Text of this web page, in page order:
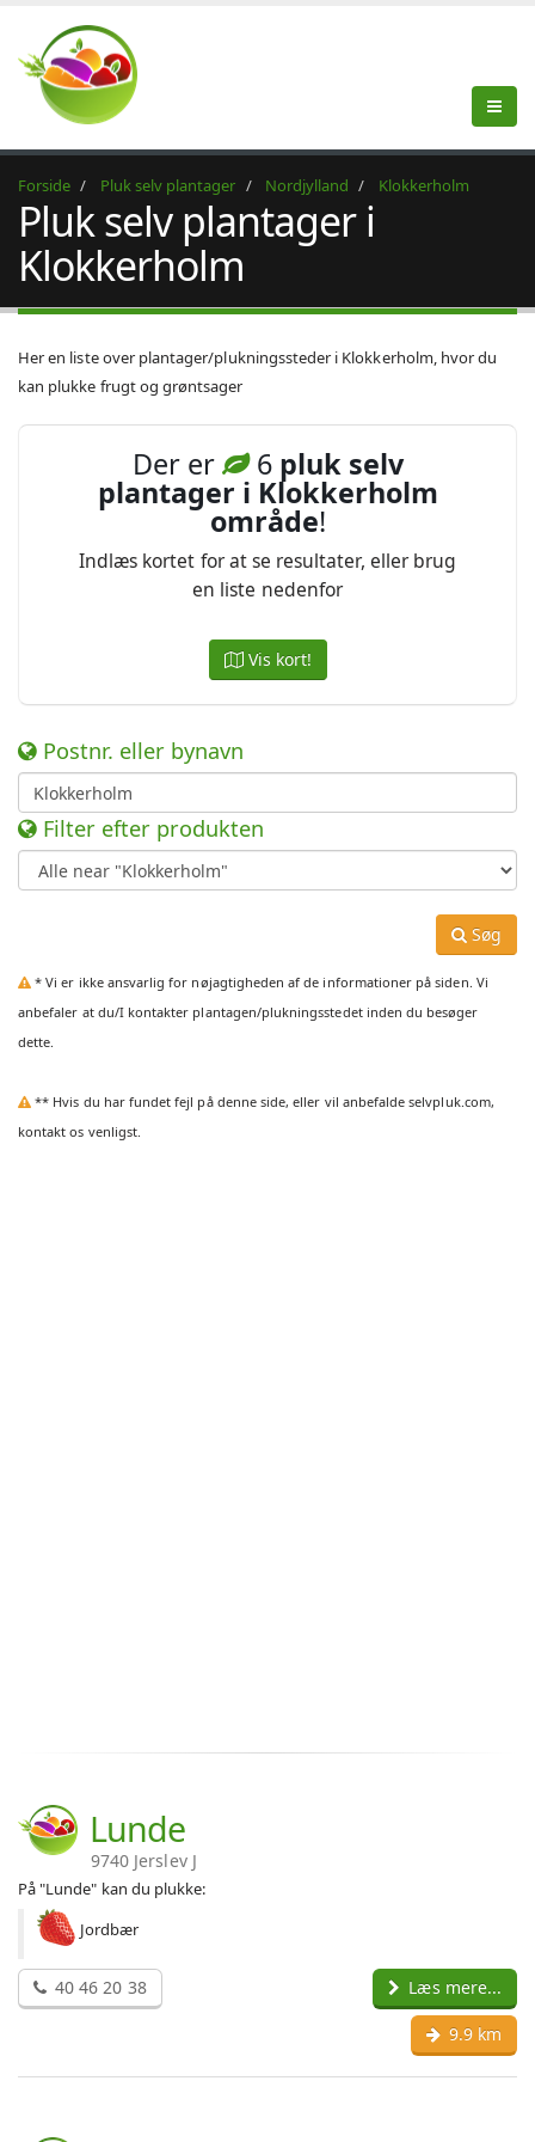
Forside Pluk selv plantager Nordjylland Klokkerholm
Pluk selv plantager i
Klokkerholm
Her en liste over plantager/plukningssteder i Klokkerholm, hvor du
kan plukke frugt og grøntsager
Der er 6 pluk selv
plantager i Klokkerholm
område!
Indlæs kortet for at se resultater, eller brug
en liste nedenfor
Vis kort!
Postnr. eller bynavn
Filter efter produkten
Søg
* Vi er ikke ansvarlig for nøjagtigheden af de informationer på siden. Vi
anbefaler at du/I kontakter plantagen/plukningsstedet inden du besøger
dette.
** Hvis du har fundet fejl på denne side, eller vil anbefalde selvpluk.com,
kontakt os venligst.
Lunde
9740 Jerslev J
På "Lunde" kan du plukke:
Jordbær
40 46 20 38 Læs mere...
9.9 km